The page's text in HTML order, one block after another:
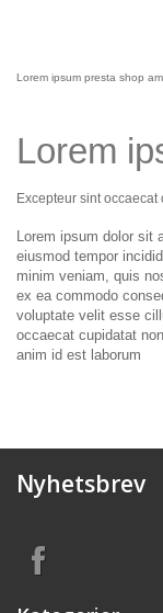
Lorem ipsum presta shop
Lorem
Excepteur sint
Lorem ipsum dolor sit
eiusmod tempor
minim veniam, quis
ex ea commodo
voluptate velit esse
occaecat cupidatat
anim id est laborum
Nyhetsbrev